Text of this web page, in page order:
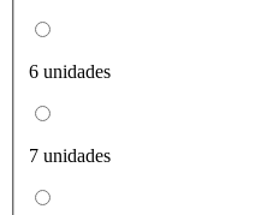
6 unidades
7 unidades